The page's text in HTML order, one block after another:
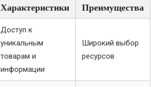
Характеристики Преимущества
Доступ к
уникальным
товарам и
информации
Широкий выбор
ресурсов